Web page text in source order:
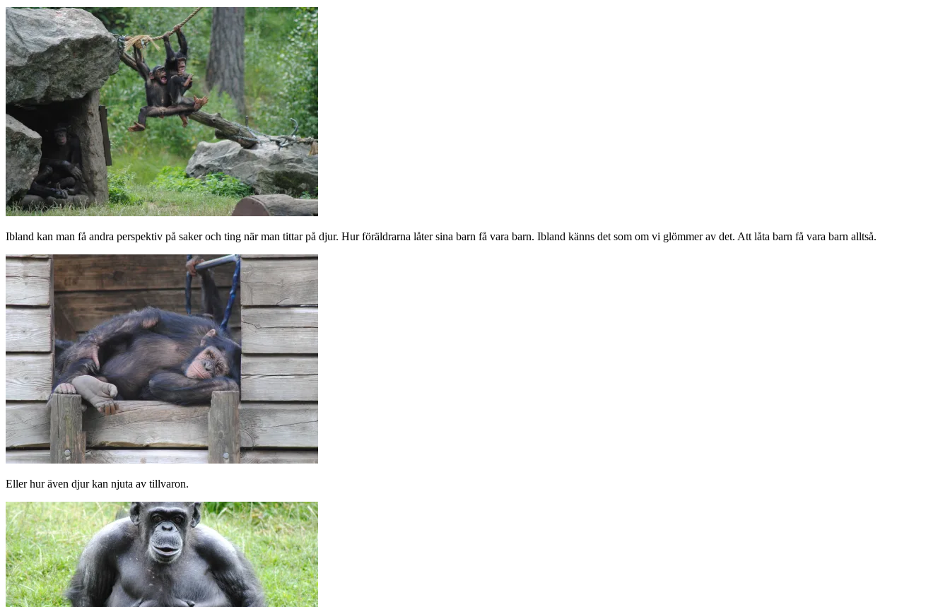
Ibland kan man få andra perspektiv på saker och ting när man tittar på djur. Hur föräldrarna låter sina barn få vara barn. Ibland känns det som om vi glömmer av det. Att låta barn få vara barn alltså.
Eller hur även djur kan njuta av tillvaron.